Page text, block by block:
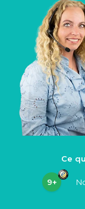
Ce
9+